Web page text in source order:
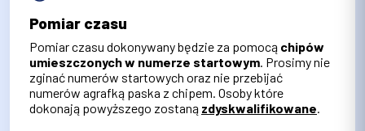
Pomiar czasu
Pomiar czasu dokonywany będzie za pomocą chipów
umieszczonych w numerze startowym . Prosimy nie
zginać numerów startowych oraz nie przebijać
numerów agrafką paska z chipem. Osoby które
dokonają powyższego zostaną zdyskwalifikowane